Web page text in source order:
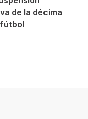
de la décima